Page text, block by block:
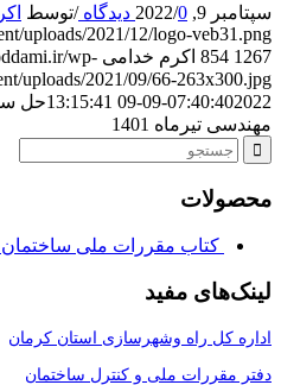
سپتامبر 9, 2022 /0 دیدگاه /توسط
uploads/2021/12/logo-veb31.png
854 1267 اکرم خدامی wp-
uploads/2021/09/66-263x300.jpg
07:40:402022-09-09 13:15:41
حل
مهندسی تیرماه 1401
محصولات
کتاب مقررات ملی
لینک‌‌های مفید
اداره کل راه وشهرسازی استان کرمان
دفتر مقررات ملی و کنترل ساختمان